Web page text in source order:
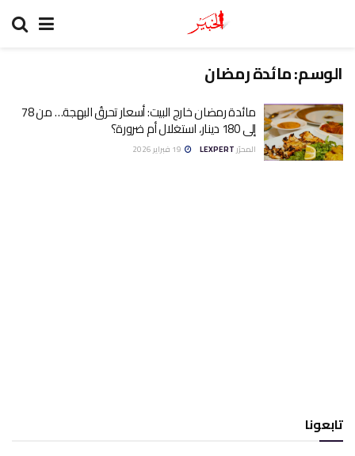
الوسم:مائدة رمضان
مائدة رمضان خارج البيت: أسعار تحرقُ البهجة… من 78
إلى 180 دينار، استغلال أم ضرورة؟
المحرّرLEXPERT
تابعونا